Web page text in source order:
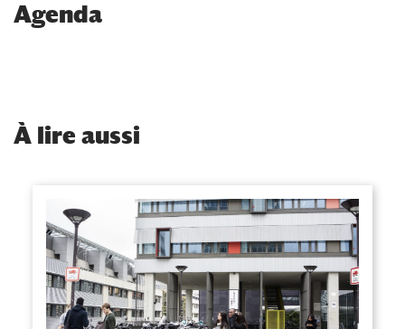
Agenda
À lire aussi